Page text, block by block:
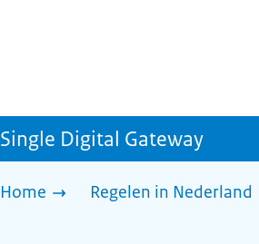
Single Digital Gateway
Home Regelen in Nederland